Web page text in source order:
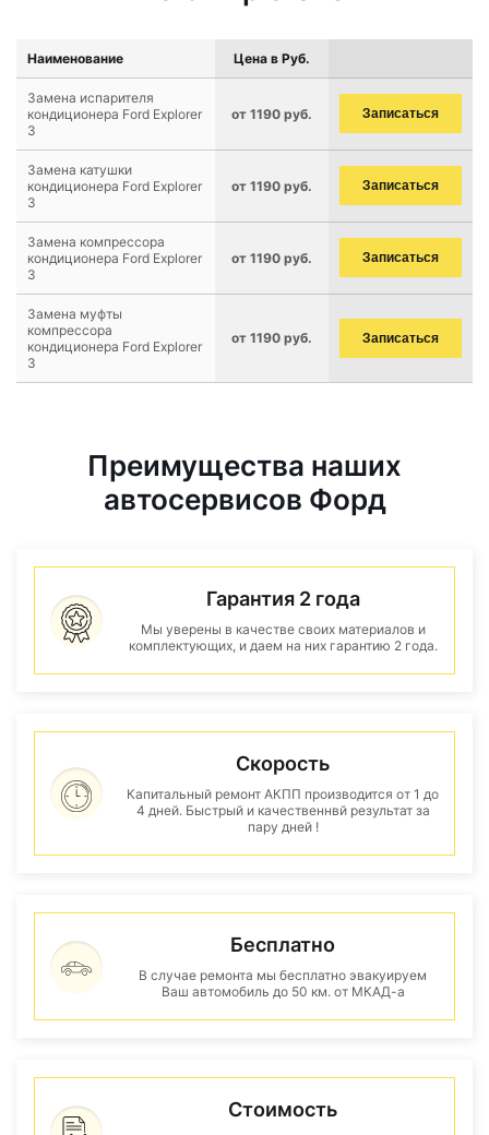
Наименование Цена в Руб.
Замена испарителя
кондиционера Ford Explorer
3
от 1190 руб. Записаться
Замена катушки
кондиционера Ford Explorer
3
от 1190 руб. Записаться
Замена компрессора
кондиционера Ford Explorer
3
от 1190 руб. Записаться
Замена муфты
компрессора
кондиционера Ford Explorer
3
от 1190 руб. Записаться
Преимущества наших
автосервисов Форд
Гарантия 2 года
Мы уверены в качестве своих материалов и
комплектующих, и даем на них гарантию 2 года.
Скорость
Капитальный ремонт АКПП производится от 1 до
4 дней. Быстрый и качественнвй результат за
пару дней !
Бесплатно
В случае ремонта мы бесплатно эвакуируем
Ваш автомобиль до 50 км. от МКАД-а
Стоимость